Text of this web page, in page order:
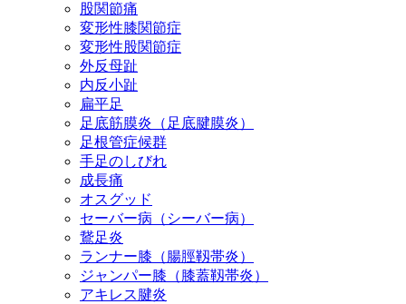
股関節痛
変形性膝関節症
変形性股関節症
外反母趾
内反小趾
扁平足
足底筋膜炎（足底腱膜炎）
足根管症候群
手足のしびれ
成長痛
オスグッド
セーバー病（シーバー病）
鵞足炎
ランナー膝（腸脛靱帯炎）
ジャンパー膝（膝蓋靱帯炎）
アキレス腱炎